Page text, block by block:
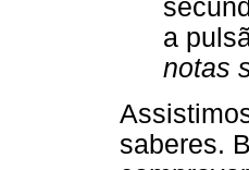
a
notas
saberes.